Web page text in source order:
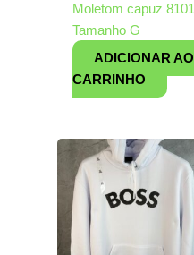
Moletom capuz 8101
Tamanho G
ADICIONAR AO
CARRINHO